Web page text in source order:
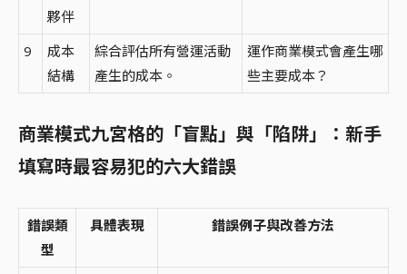
夥伴
9
成本
結構
綜合評估所有營運活動
產生的成本。
運作商業模式會產生哪
些主要成本？
商業模式九宮格的「盲點」與「陷阱」：新手
填寫時最容易犯的六大錯誤
錯誤類
型
具體表現 錯誤例子與改善方法